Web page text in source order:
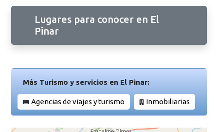
Lugares para conocer en El
Pinar
Más Turismo y servicios en El Pinar:
Agencias de viajes y turismo Inmobiliarias